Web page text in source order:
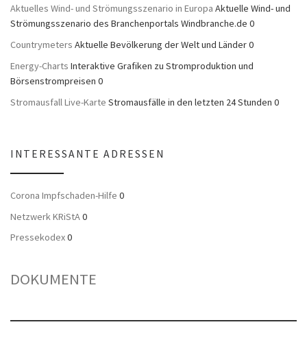
Aktuelles Wind- und Strömungsszenario in Europa Aktuelle Wind- und
Strömungsszenario des Branchenportals Windbranche.de 0
Countrymeters Aktuelle Bevölkerung der Welt und Länder 0
Energy-Charts Interaktive Grafiken zu Stromproduktion und
Börsenstrompreisen 0
Stromausfall Live-Karte Stromausfälle in den letzten 24 Stunden 0
INTERESSANTE ADRESSEN
Corona Impfschaden-Hilfe 0
Netzwerk KRiStA0
Pressekodex0
DOKUMENTE